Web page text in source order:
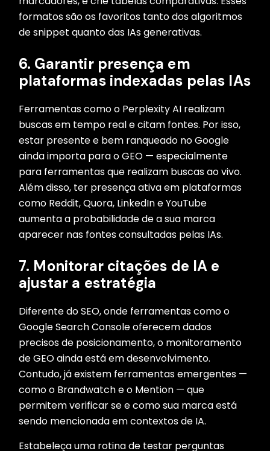
formatos são os favoritos tanto dos algoritmos
de snippet quanto das IAs generativas.
6. Garantir presença em
plataformas indexadas pelas IAs
Ferramentas como o Perplexity AI realizam
buscas em tempo real e citam fontes. Por isso,
estar presente e bem ranqueado no Google
ainda importa para o GEO — especialmente
para ferramentas que realizam buscas ao vivo.
Além disso, ter presença ativa em plataformas
como Reddit, Quora, LinkedIn e YouTube
aumenta a probabilidade de a sua marca
aparecer nas fontes consultadas pelas IAs.
7. Monitorar citações de IA e
ajustar a estratégia
Diferente do SEO, onde ferramentas como o
Google Search Console oferecem dados
precisos de posicionamento, o monitoramento
de GEO ainda está em desenvolvimento.
Contudo, já existem ferramentas emergentes —
como o Brandwatch e o Mention — que
permitem verificar se e como sua marca está
sendo mencionada em contextos de IA.
Estabeleça uma rotina de testar perguntas